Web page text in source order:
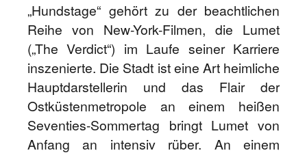
„Hundstage“ gehört zu der beachtlichen
Reihe von New-York-Filmen, die Lumet
(„The Verdict“) im Laufe seiner Karriere
inszenierte. Die Stadt ist eine Art heimliche
Hauptdarstellerin und das Flair der
Ostküstenmetropole an einem heißen
Seventies-Sommertag bringt Lumet von
Anfang an intensiv rüber. An einem